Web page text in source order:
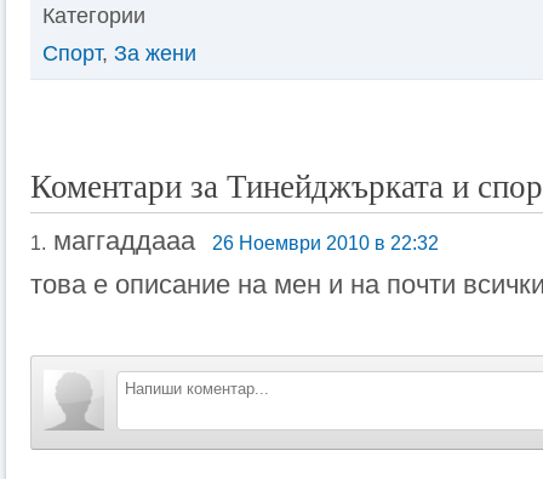
Категории
Спорт, За жени
Коментари за Тинейджърката и
1. маггаддааа 26 Ноември 2010 в 22:32
това е описание на мен и на почти